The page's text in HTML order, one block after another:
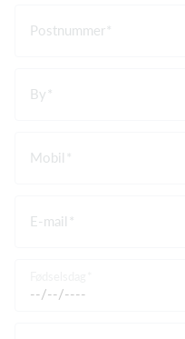
Postnummer
By
Mobil
E-mail